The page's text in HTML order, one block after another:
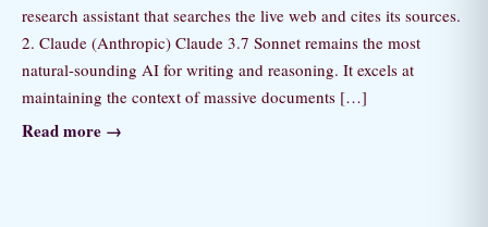
research assistant that searches the live web and cites its sources.
2. Claude (Anthropic) Claude 3.7 Sonnet remains the most
natural-sounding AI for writing and reasoning. It excels at
maintaining the context of massive documents […]
Read more →